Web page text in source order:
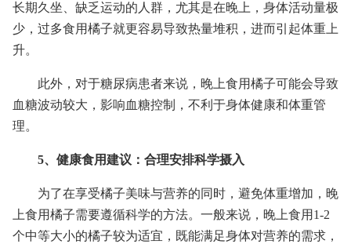
长期久坐、缺乏运动的人群，尤其是在晚上，身体活动量极
少，过多食用橘子就更容易导致热量堆积，进而引起体重上
升。
此外，对于糖尿病患者来说，晚上食用橘子可能会导致
血糖波动较大，影响血糖控制，不利于身体健康和体重管
理。
5、健康食用建议：合理安排科学摄入
为了在享受橘子美味与营养的同时，避免体重增加，晚
上食用橘子需要遵循科学的方法。一般来说，晚上食用1-2
个中等大小的橘子较为适宜，既能满足身体对营养的需求，